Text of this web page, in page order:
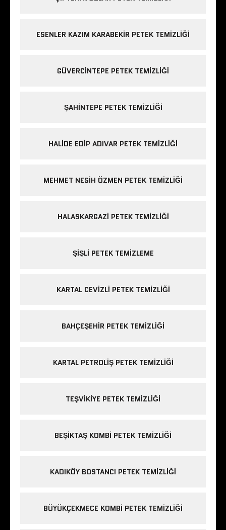
ESENLER KAZIM KARABEKIR PETEK TEMIZLIĞI
GÜVERCINTEPE PETEK TEMIZLIĞI
ŞAHINTEPE PETEK TEMIZLIĞI
HALIDE EDIP ADIVAR PETEK TEMIZLIĞI
MEHMET NESIH ÖZMEN PETEK TEMIZLIĞI
HALASKARGAZI PETEK TEMIZLIĞI
ŞIŞLI PETEK TEMIZLEME
KARTAL CEVIZLI PETEK TEMIZLIĞI
BAHÇEŞEHIR PETEK TEMIZLIĞI
KARTAL PETROLIŞ PETEK TEMIZLIĞI
TEŞVIKIYE PETEK TEMIZLIĞI
BEŞIKTAŞ KOMBI PETEK TEMIZLIĞI
KADIKÖY BOSTANCI PETEK TEMIZLIĞI
BÜYÜKÇEKMECE KOMBI PETEK TEMIZLIĞI